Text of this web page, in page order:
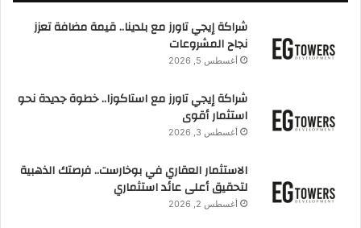
شراكة إيجي تاورز مع بلدينا.. قيمة مضافة تعزز
نجاح المشروعات
أغسطس 5, 2026
شراكة إيجي تاورز مع استاكوزا.. خطوة جديدة نحو
استثمار أقوى
أغسطس 3, 2026
الاستثمار العقاري في بوخارست.. فرصتك الذهبية
لتحقيق أعلى عائد استثماري
أغسطس 2, 2026